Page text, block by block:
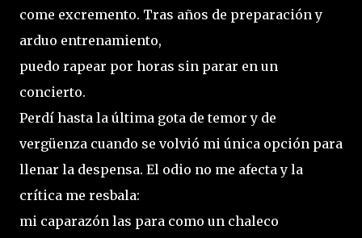
come excremento. Tras años de preparación y
arduo entrenamiento,
puedo rapear por horas sin parar en un
concierto.
Perdí hasta la última gota de temor y de
vergüenza cuando se volvió mi única opción para
llenar la despensa. El odio no me afecta y la
crítica me resbala:
mi caparazón las para como un chaleco